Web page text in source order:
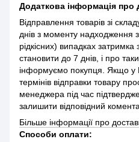
Додаткова інформація про
Відправлення товарів зі
днів з моменту надходження
рідкісних) випадках
становити до 7 днів, і про
інформуємо покупця. Якщо у
термінів відправки товару
менеджера під час
залишити відповідний
Більше інформації про
Способи оплати: